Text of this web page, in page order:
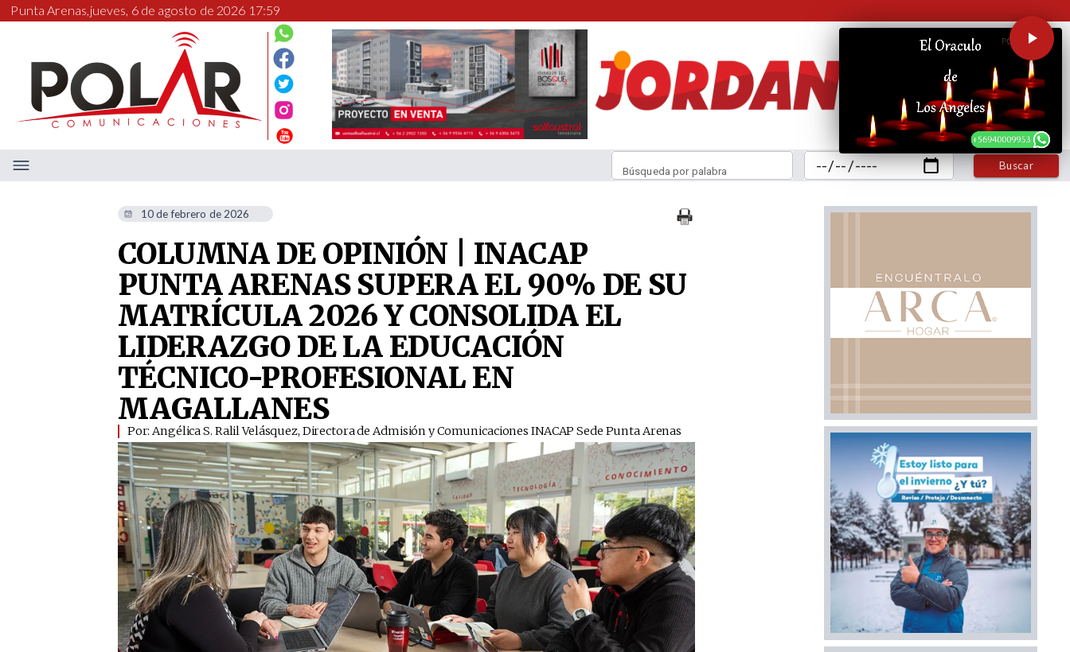
Punta Arenas,jueves, 6 de agosto de 2026 17:59
Buscar
Búsqueda por palabra
10 de febrero de 2026
COLUMNA DE OPINIÓN | INACAP
PUNTA ARENAS SUPERA EL 90% DE SU
MATRÍCULA 2026 Y CONSOLIDA EL
LIDERAZGO DE LA EDUCACIÓN
TÉCNICO-PROFESIONAL EN
MAGALLANES
Por: Angélica S. Ralil Velásquez, Directora de Admisión y Comunicaciones INACAP Sede Punta Arenas